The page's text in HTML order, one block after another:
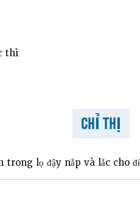
thì
CHỈ THỊ
trong lọ đậy nắp và lắc cho